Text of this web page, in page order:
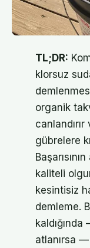
TL;DR:
klorsuz
organik
gübrelere
kaliteli
kesintisiz
demleme.
atlanırsa